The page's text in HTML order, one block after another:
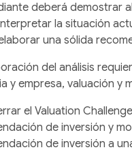
deberá demostrar
la situación
una sólida
del análisis
y empresa, valuación y
el Valuation
de inversión y
de inversión a